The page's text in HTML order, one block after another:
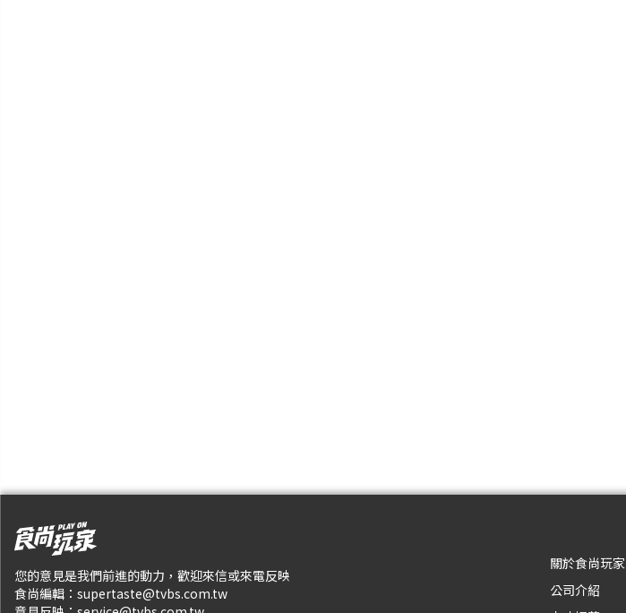
您的意見是我們前進的動力，歡迎來信或來電反映
食尚編輯： supertaste@tvbs.com.tw
關於食尚玩家
公司介紹